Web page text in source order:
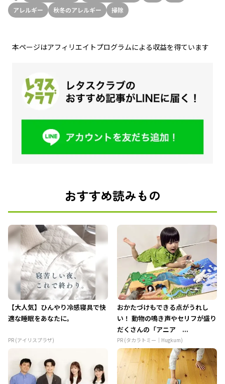
アレルギー
秋冬のアレルギー 掃除
本ページはアフィリエイトプログラムによる収益を得ています
おすすめ読みもの
【大人気】ひんやり冷感寝具で快
適な睡眠をあなたに。
PR (アイリスプラザ)
おかたづけもできる点がうれし
い！ 動物の鳴き声やセリフが盛り
だくさんの「アニア ...
PR (タカラトミー｜Hugkum)